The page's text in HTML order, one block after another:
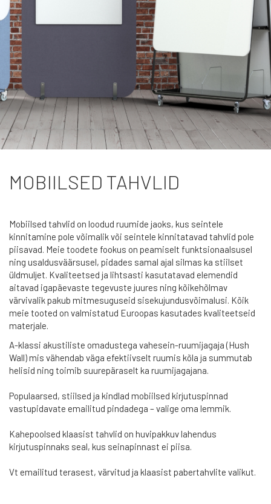
MOBIILSED TAHVLID
Mobiilsed tahvlid on loodud ruumide jaoks, kus seintele
kinnitamine pole võimalik või seintele kinnitatavad tahvlid pole
piisavad. Meie toodete fookus on peamiselt funktsionaalsusel
ning usaldusväärsusel, pidades samal ajal silmas ka stiilset
üldmuljet. Kvaliteetsed ja lihtsasti kasutatavad elemendid
aitavad igapäevaste tegevuste juures ning kõikehõlmav
värvivalik pakub mitmesuguseid sisekujundusvõimalusi. Kõik
meie tooted on valmistatud Euroopas kasutades kvaliteetseid
materjale.
A-klassi akustiliste omadustega vahesein-ruumijagaja (Hush
Wall) mis vähendab väga efektiivselt ruumis kõla ja summutab
helisid ning toimib suurepäraselt ka ruumijagajana.
Populaarsed, stiilsed ja kindlad mobiilsed kirjutuspinnad
vastupidavate emailitud pindadega – valige oma lemmik.
Kahepoolsed klaasist tahvlid on huvipakkuv lahendus
kirjutuspinnaks seal, kus seinapinnast ei piisa.
Vt emailitud terasest, värvitud ja klaasist pabertahvlite valikut.